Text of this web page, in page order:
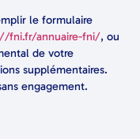
le formulaire
fni.fr/annuaire-fni/, ou
de votre
supplémentaires.
engagement.